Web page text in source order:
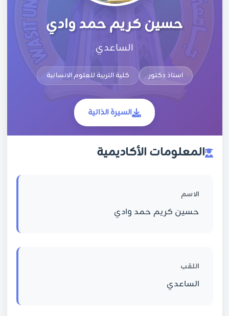
حسين كريم حمد وادي
الساعدي
استاذ دكتور كلية التربية للعلوم الانسانية
السيرة الذاتية
المعلومات الأكاديمية
الاسم
حسين كريم حمد وادي
اللقب
الساعدي